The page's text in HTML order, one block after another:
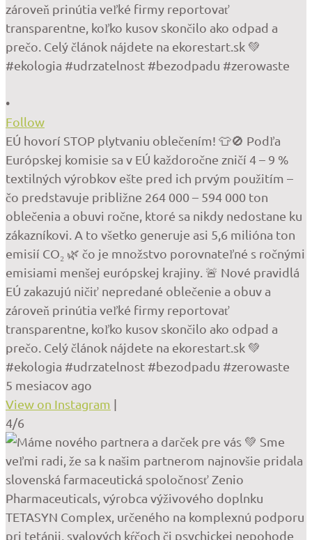
•
Follow
EÚ hovorí STOP plytvaniu oblečením! 👕🚫 Podľa
Európskej komisie sa v EÚ každoročne zničí 4 – 9 %
textilných výrobkov ešte pred ich prvým použitím –
čo predstavuje približne 264 000 – 594 000 ton
oblečenia a obuvi ročne, ktoré sa nikdy nedostane ku
zákazníkovi. A to všetko generuje asi 5,6 milióna ton
emisií CO₂ 🌿 čo je množstvo porovnateľné s ročnými
emisiami menšej európskej krajiny. 🚨 Nové pravidlá
EÚ zakazujú ničiť nepredané oblečenie a obuv a
zároveň prinútia veľké firmy reportovať
transparentne, koľko kusov skončilo ako odpad a
prečo. Celý článok nájdete na ekorestart.sk 💚
#ekologia #udrzatelnost #bezodpadu #zerowaste
5 mesiacov ago
View on Instagram |
4/6